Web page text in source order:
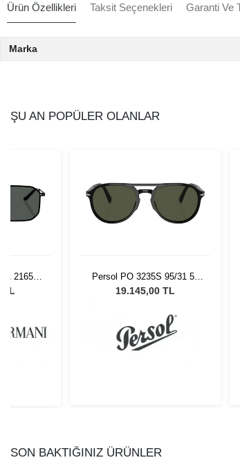
Ürün Özellikleri Taksit Seçenekleri Garanti Ve
Marka
ŞU AN POPÜLER OLANLAR
2165D
Güneş
TL
Persol PO 3235S 95/31 55
Unisex Güneş Gözlüğü
19.145,00 TL
SON BAKTIĞINIZ ÜRÜNLER